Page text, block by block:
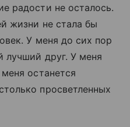
радости не осталось.
жизни не стала бы
У меня до сих пор
лучший друг. У меня
останется
просветленных